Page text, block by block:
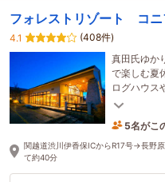
フォレストリゾート コニ
4.1
(408件)
真田氏ゆか
で楽しむ夏
ログハウス
ンプ場・会
8時間前
関越道渋川伊香保ICからR17号→長野
て約40分